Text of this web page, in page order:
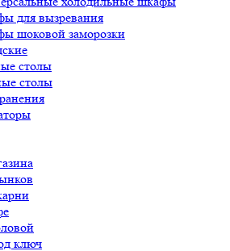
для вызревания
шоковой заморозки
столы
столы
ключ